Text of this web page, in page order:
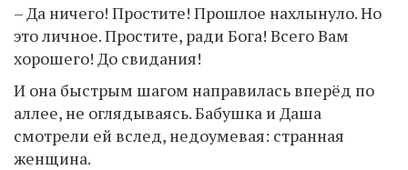
– Да ничего! Простите! Прошлое нахлынуло. Но
это личное. Простите, ради Бога! Всего Вам
хорошего! До свидания!
И она быстрым шагом направилась вперёд по
аллее, не оглядываясь. Бабушка и Даша
смотрели ей вслед, недоумевая: странная
женщина.